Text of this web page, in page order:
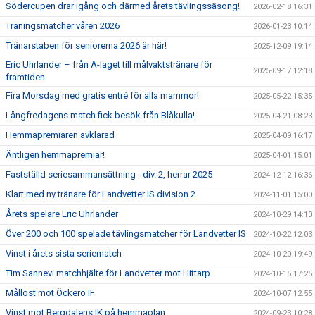
Södercupen drar igång och därmed årets tävlingssäsong! 2026-02-18 16:31
Träningsmatcher våren 2026 2026-01-23 10:14
Tränarstaben för seniorerna 2026 är här! 2025-12-09 19:14
Eric Uhrlander – från A-laget till målvaktstränare för
framtiden
2025-09-17 12:18
Fira Morsdag med gratis entré för alla mammor! 2025-05-22 15:35
Långfredagens match fick besök från Blåkulla! 2025-04-21 08:23
Hemmapremiären avklarad 2025-04-09 16:17
Äntligen hemmapremiär! 2025-04-01 15:01
Fastställd seriesammansättning - div. 2, herrar 2025 2024-12-12 16:36
Klart med ny tränare för Landvetter IS division 2 2024-11-01 15:00
Årets spelare Eric Uhrlander 2024-10-29 14:10
Över 200 och 100 spelade tävlingsmatcher för Landvetter IS 2024-10-22 12:03
Vinst i årets sista seriematch 2024-10-20 19:49
Tim Sannevi matchhjälte för Landvetter mot Hittarp 2024-10-15 17:25
Mållöst mot Öckerö IF 2024-10-07 12:55
Vinst mot Bergdalens IK på hemmaplan